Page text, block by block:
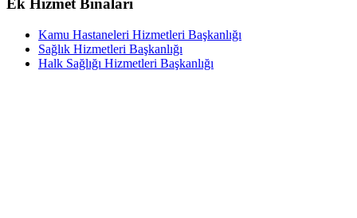
Ek Hizmet Binaları
Kamu Hastaneleri Hizmetleri Başkanlığı
Sağlık Hizmetleri Başkanlığı
Halk Sağlığı Hizmetleri Başkanlığı